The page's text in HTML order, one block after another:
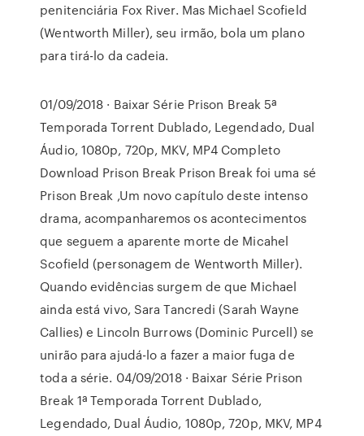
penitenciária Fox River. Mas Michael Scofield
(Wentworth Miller), seu irmão, bola um plano
para tirá-lo da cadeia.
01/09/2018 · Baixar Série Prison Break 5ª
Temporada Torrent Dublado, Legendado, Dual
Áudio, 1080p, 720p, MKV, MP4 Completo
Download Prison Break Prison Break foi uma sé
Prison Break ,Um novo capítulo deste intenso
drama, acompanharemos os acontecimentos
que seguem a aparente morte de Micahel
Scofield (personagem de Wentworth Miller).
Quando evidências surgem de que Michael
ainda está vivo, Sara Tancredi (Sarah Wayne
Callies) e Lincoln Burrows (Dominic Purcell) se
unirão para ajudá-lo a fazer a maior fuga de
toda a série. 04/09/2018 · Baixar Série Prison
Break 1ª Temporada Torrent Dublado,
Legendado, Dual Áudio, 1080p, 720p, MKV, MP4